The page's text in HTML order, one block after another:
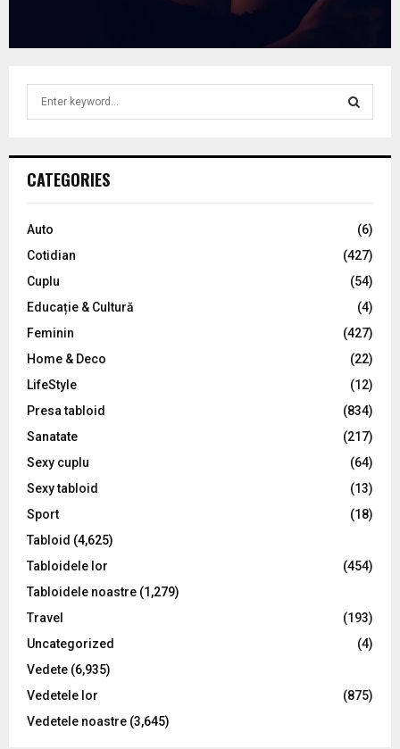
h
o
:
C
CATEGORIES
Auto
(6)
Cotidian
(427)
Cuplu
(54)
Educație & Cultură
(4)
Feminin
(427)
Home & Deco
(22)
LifeStyle
(12)
Presa tabloid
(834)
Sanatate
(217)
Sexy cuplu
(64)
Sexy tabloid
(13)
Sport
(18)
Tabloid (4,625)
Tabloidele lor
(454)
Tabloidele noastre (1,279)
Travel
(193)
Uncategorized
(4)
Vedete (6,935)
Vedetele lor
(875)
Vedetele noastre (3,645)